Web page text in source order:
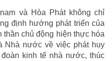
và Hòa Phát không chỉ
định hướng phát triển của
thần chủ động hiện thực hóa
Nhà nước về việc phát huy
kinh tế nhà nước, thúc